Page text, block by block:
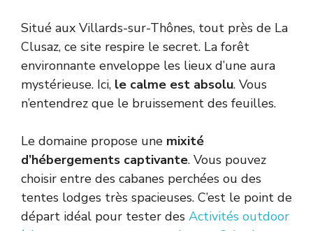
Situé aux Villards-sur-Thônes, tout près de La
Clusaz, ce site respire le secret. La forêt
environnante enveloppe les lieux d’une aura
mystérieuse. Ici, le calme est absolu. Vous
n’entendrez que le bruissement des feuilles.
Le domaine propose une mixité
d’hébergements captivante. Vous pouvez
choisir entre des cabanes perchées ou des
tentes lodges très spacieuses. C’est le point de
départ idéal pour tester des Activités outdoor